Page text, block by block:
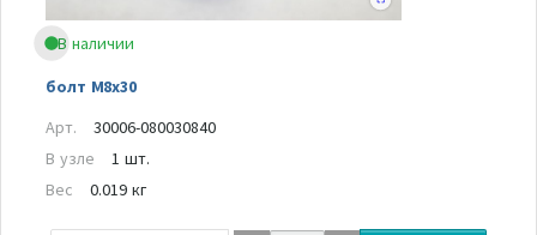
В наличии
болт M8x30
Арт.
30006-080030840
В узле
1 шт.
Вес
0.019 кг